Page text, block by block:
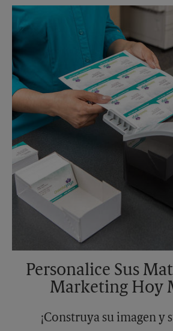
Lunes
5:00 PM
5:00 PM
6:30 PM
Sábado
Sin Recolección
Sin Recolección
6:30 PM
6:30 PM
Personalice Sus
Marketing Hoy
¡Construya su imagen y